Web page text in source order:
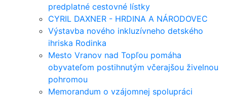
predplatné cestovné lístky
CYRIL DAXNER - HRDINA A NÁRODOVEC
Výstavba nového inkluzívneho detského
ihriska Rodinka
Mesto Vranov nad Topľou pomáha
obyvateľom postihnutým včerajšou živelnou
pohromou
Memorandum o vzájomnej spolupráci